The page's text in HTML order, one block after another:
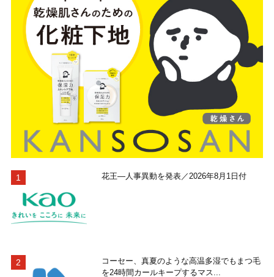
花王―人事異動を発表／2026年8月1日付
コーセー、真夏のような高温多湿でもまつ毛
を24時間カールキープするマス...